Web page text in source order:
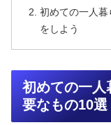
初めての一人
をしよう
初めての一人
要なもの10選